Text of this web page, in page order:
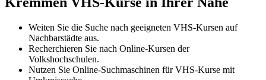
Weiten Sie die Suche nach geeigneten VHS-Kursen auf
Nachbarstädte aus.
Recherchieren Sie nach Online-Kursen der
Volkshochschulen.
Nutzen Sie Online-Suchmaschinen für VHS-Kurse mit